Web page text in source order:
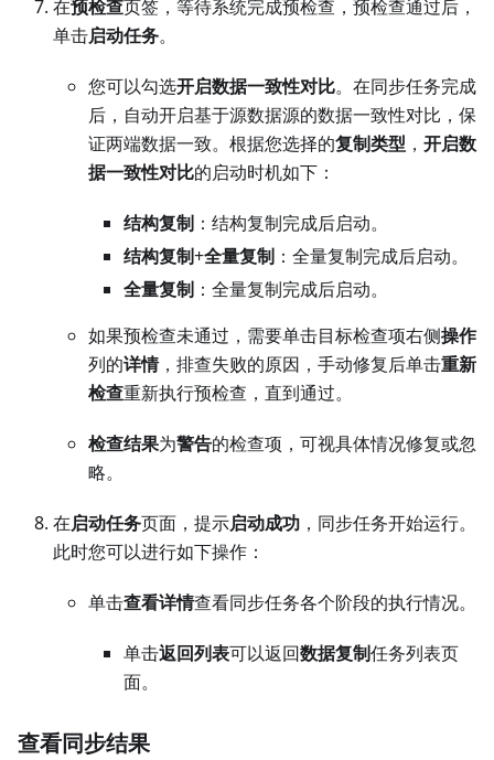
在预检查页签，等待系统完成预检查，预检查通过后，
单击启动任务。
您可以勾选开启数据一致性对比。在同步任务完成
后，自动开启基于源数据源的数据一致性对比，保
证两端数据一致。根据您选择的复制类型 ， 开启数
据一致性对比的启动时机如下：
结构复制 ：结构复制完成后启动。
结构复制+全量复制 ：全量复制完成后启动。
全量复制 ：全量复制完成后启动。
如果预检查未通过，需要单击目标检查项右侧操作
列的详情，排查失败的原因，手动修复后单击重新
检查重新执行预检查，直到通过。
检查结果为警告的检查项，可视具体情况修复或忽
略。
在启动任务页面，提示启动成功 ，同步任务开始运行。
此时您可以进行如下操作：
单击查看详情查看同步任务各个阶段的执行情况。
单击返回列表可以返回数据复制任务列表页
面。
查看同步结果